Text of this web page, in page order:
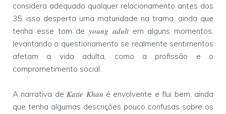
considera adequado qualquer relacionamento antes dos
35, isso desperta uma maturidade na trama, ainda que
tenha esse tom de young adultem alguns momentos,
levantando o questionamento se realmente sentimentos
afetam a vida adulta, como a profissão e o
comprometimento social.
A narrativa deKatie Khan é envolvente e flui bem, ainda
que tenha algumas descrições pouco confusas sobre os